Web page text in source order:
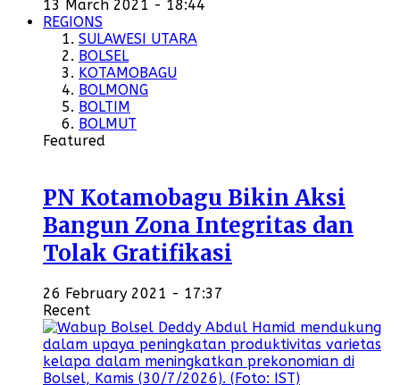
13 March 2021 - 18:44
REGIONS
SULAWESI UTARA
BOLSEL
KOTAMOBAGU
BOLMONG
BOLTIM
BOLMUT
Featured
PN Kotamobagu Bikin Aksi
Bangun Zona Integritas dan
Tolak Gratifikasi
26 February 2021 - 17:37
Recent